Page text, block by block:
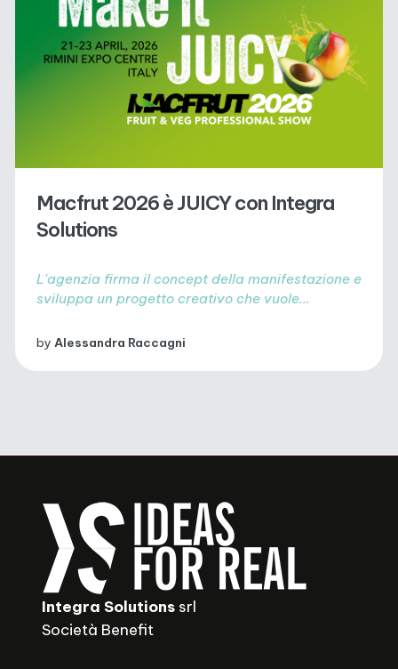
Macfrut 2026 è JUICY con Integra
Solutions
L'agenzia firma il concept della manifestazione e
sviluppa un progetto creativo che vuole...
by Alessandra Raccagni
Integra Solutions srl
Società Benefit